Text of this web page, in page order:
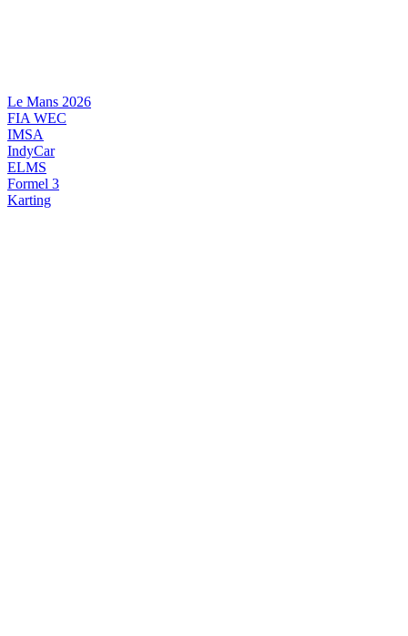
Le Mans 2026
FIA WEC
IMSA
IndyCar
ELMS
Formel 3
Karting